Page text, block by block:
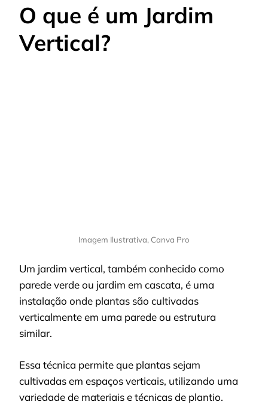
O que é um Jardim
Vertical?
Imagem Ilustrativa, Canva Pro
Um jardim vertical, também conhecido como
parede verde ou jardim em cascata, é uma
instalação onde plantas são cultivadas
verticalmente em uma parede ou estrutura
similar.
Essa técnica permite que plantas sejam
cultivadas em espaços verticais, utilizando uma
variedade de materiais e técnicas de plantio.